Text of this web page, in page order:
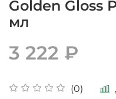
Golden Gloss
мл
(0)
3 222 ₽